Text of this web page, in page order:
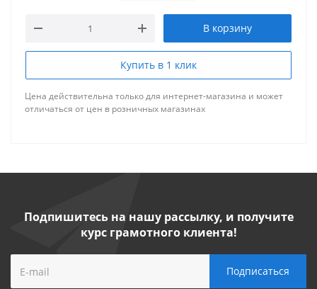
В корзину
Купить в 1 клик
Цена действительна только для интернет-магазина и может
отличаться от цен в розничных магазинах
Подпишитесь на нашу рассылку, и получите
курс грамотного клиента!